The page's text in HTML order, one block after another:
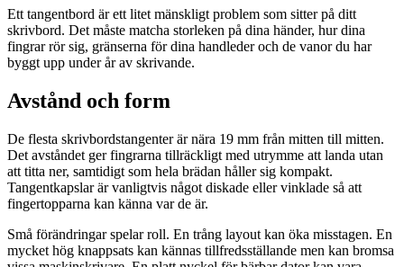
Ett tangentbord är ett litet mänskligt problem som sitter på ditt
skrivbord. Det måste matcha storleken på dina händer, hur dina
fingrar rör sig, gränserna för dina handleder och de vanor du har
byggt upp under år av skrivande.
Avstånd och form
De flesta skrivbordstangenter är nära 19 mm från mitten till mitten.
Det avståndet ger fingrarna tillräckligt med utrymme att landa utan
att titta ner, samtidigt som hela brädan håller sig kompakt.
Tangentkapslar är vanligtvis något diskade eller vinklade så att
fingertopparna kan känna var de är.
Små förändringar spelar roll. En trång layout kan öka misstagen. En
mycket hög knappsats kan kännas tillfredsställande men kan bromsa